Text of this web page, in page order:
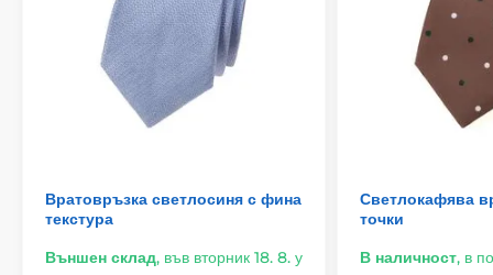
Вратовръзка светлосиня с фина
текстура
Външен склад, във вторник 18. 8. у
Светлокафява
точки
В наличност, в